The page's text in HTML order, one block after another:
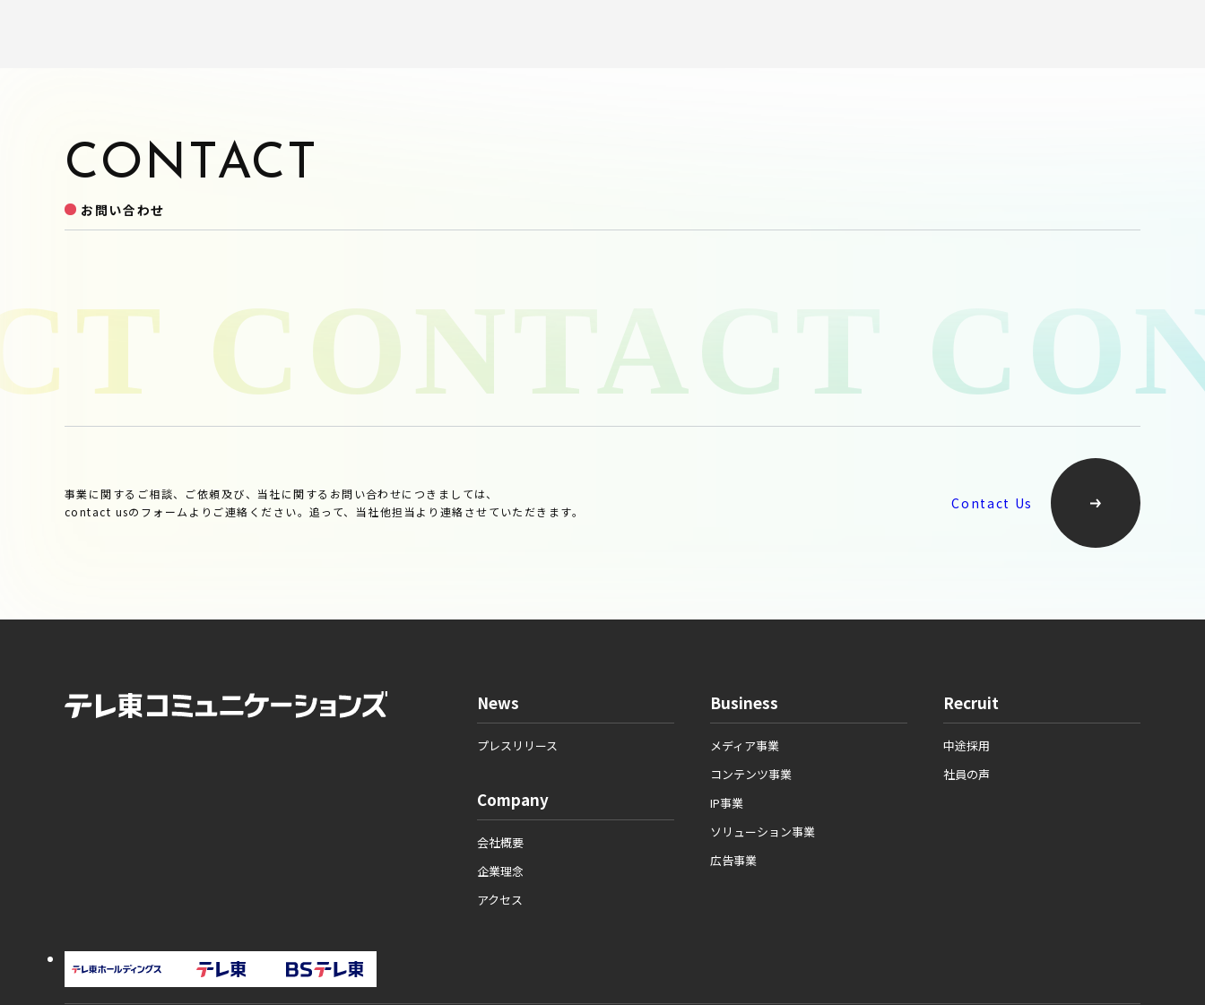
CONTACT
お問い合わせ
事業に関するご相談、ご依頼及び、当社に関するお問い合わせにつきましては、
contact usのフォームよりご連絡ください。追って、当社他担当より連絡させていただきます。
Contact Us
News
プレスリリース
Company
会社概要
企業理念
アクセス
Business
メディア事業
コンテンツ事業
IP事業
ソリューション事業
広告事業
Recruit
中途採用
社員の声